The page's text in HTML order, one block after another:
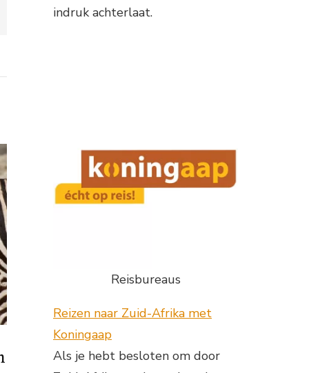
indruk achterlaat.
Reisbureaus
Reizen naar Zuid-Afrika met
Koningaap
Als je hebt besloten om door